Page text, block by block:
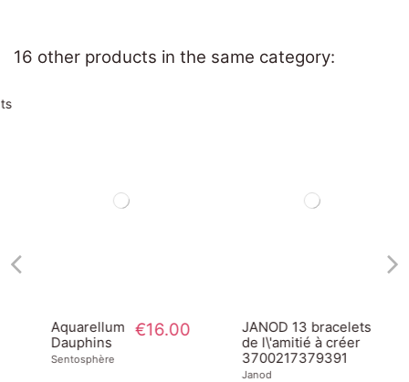
16 other products in the same category:
Aquarellum
Dauphins
Sentosphère
€16.00
JANOD 13 bracelets
de l\'amitié à créer
3700217379391
Janod